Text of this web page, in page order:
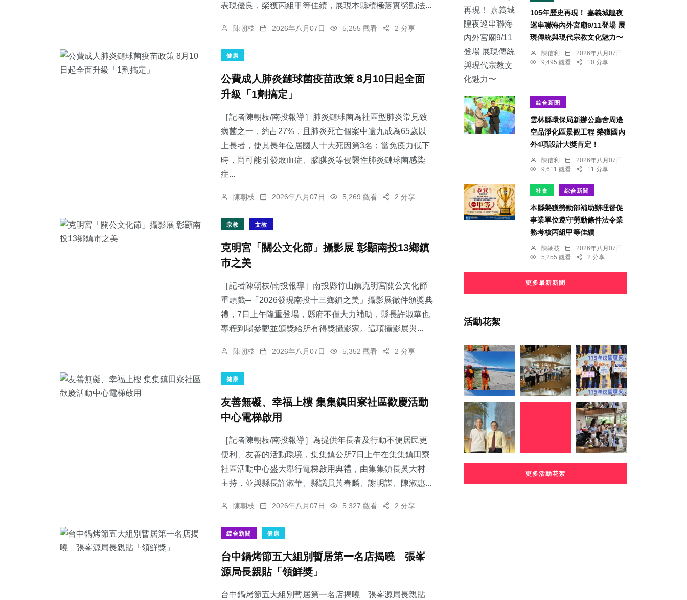
表現優良，榮獲丙組甲等佳績，展現本縣積極落實勞動法...
陳朝枝 2026年八月07日 5,255 觀看 2 分享
健康
公費成人肺炎鏈球菌疫苗政策 8月10日起全面
升級「1劑搞定」
［記者陳朝枝/南投報導］肺炎鏈球菌為社區型肺炎常見致
病菌之一，約占27%，且肺炎死亡個案中逾九成為65歲以
上長者，使其長年位居國人十大死因第3名；當免疫力低下
時，尚可能引發敗血症、腦膜炎等侵襲性肺炎鏈球菌感染
症...
陳朝枝 2026年八月07日 5,269 觀看 2 分享
宗教 文教
克明宮「關公文化節」攝影展 彰顯南投13鄉鎮
市之美
［記者陳朝枝/南投報導］南投縣竹山鎮克明宮關公文化節
重頭戲─「2026發現南投十三鄉鎮之美」攝影展徵件頒獎典
禮，7日上午隆重登場，縣府不僅大力補助，縣長許淑華也
專程到場參觀並頒獎給所有得獎攝影家。這項攝影展與...
陳朝枝 2026年八月07日 5,352 觀看 2 分享
健康
友善無礙、幸福上樓 集集鎮田寮社區歡慶活動
中心電梯啟用
［記者陳朝枝/南投報導］為提供年長者及行動不便居民更
便利、友善的活動環境，集集鎮公所7日上午在集集鎮田寮
社區活動中心盛大舉行電梯啟用典禮，由集集鎮長吳大村
主持，並與縣長許淑華、縣議員黃春麟、謝明謀、陳淑惠...
陳朝枝 2026年八月07日 5,327 觀看 2 分享
綜合新聞 健康
台中鍋烤節五大組別暫居第一名店揭曉 張峯
源局長親貼「領鮮獎」
台中鍋烤節五大組別暫居第一名店揭曉 張峯源局長親貼
105年歷史再現！ 嘉義城隍夜
巡串聯海內外宮廟9/11登場 展
現傳統與現代宗教文化魅力〜
陳信利
2026年八月07日
9,495 觀看
10 分享
綜合新聞
雲林縣環保局新辦公廳舍周邊
空品淨化區景觀工程 榮獲國內
外4項設計大獎肯定！
陳信利
2026年八月07日
9,611 觀看
11 分享
社會 綜合新聞
本縣榮獲勞動部補助辦理督促
事業單位遵守勞動條件法令業
務考核丙組甲等佳績
陳朝枝
2026年八月07日
5,255 觀看
2 分享
更多最新新聞
活動花絮
更多活動花絮